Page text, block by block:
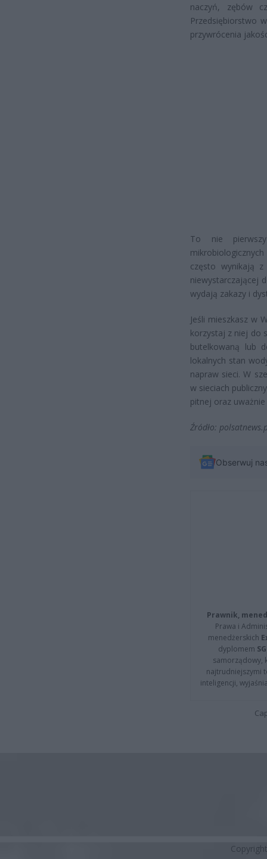
naczyń, zębów
Przedsiębiorstwo
przywrócenia
To nie
często wynikają z
niewystarczającej
wydają zakazy i
Jeśli mieszkasz w
korzystaj z niej do
butelkowaną lub
lokalnych stan
napraw sieci. W
w sieciach
pitnej oraz
Źródło:
Obserwuj
Prawnik,
Prawa i
menedżerskich
dyplomem
samorządowy,
najtrudniejszymi
inteligencji,